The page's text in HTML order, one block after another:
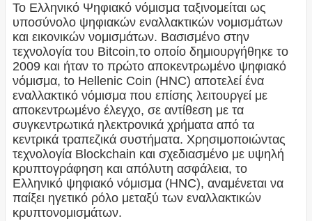
Το Ελληνικό Ψηφιακό νόμισμα ταξινομείται ως
υποσύνολο ψηφιακών εναλλακτικών νομισμάτων
και εικονικών νομισμάτων. Βασισμένο στην
τεχνολογία του Bitcoin,το οποίο δημιουργήθηκε το
2009 και ήταν το πρώτο αποκεντρωμένο ψηφιακό
νόμισμα, tο Hellenic Coin (HNC) αποτελεί ένα
εναλλακτικό νόμισμα που επίσης λειτουργεί με
αποκεντρωμένο έλεγχο, σε αντίθεση με τα
συγκεντρωτικά ηλεκτρονικά χρήματα από τα
κεντρικά τραπεζικά συστήματα. Χρησιμοποιώντας
τεχνολογία Blockchain και σχεδιασμένο με υψηλή
κρυπτογράφηση και απόλυτη ασφάλεια, το
Ελληνικό ψηφιακό νόμισμα (HNC), αναμένεται να
παίξει ηγετικό ρόλο μεταξύ των εναλλακτικών
κρυπτονομισμάτων.